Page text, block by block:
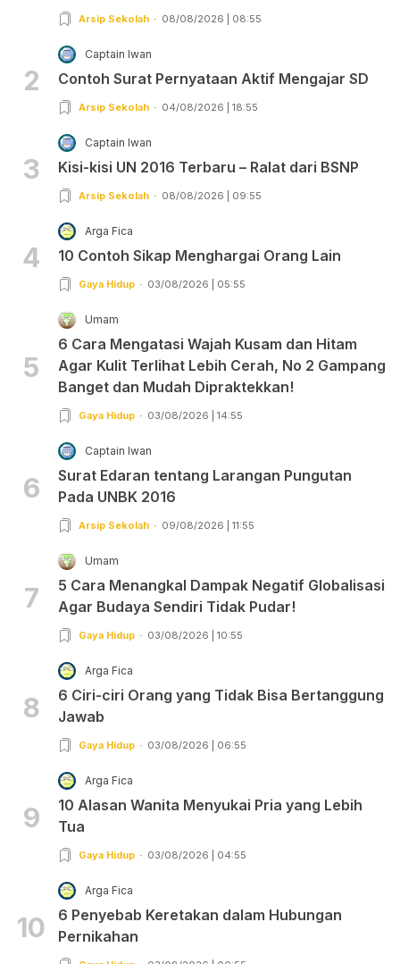
Arsip Sekolah 08/08/2026 | 08:55
2
Captain Iwan
Contoh Surat Pernyataan Aktif Mengajar SD
Arsip Sekolah 04/08/2026 | 18:55
3
Captain Iwan
Kisi-kisi UN 2016 Terbaru – Ralat dari BSNP
Arsip Sekolah 08/08/2026 | 09:55
4
Arga Fica
10 Contoh Sikap Menghargai Orang Lain
Gaya Hidup 03/08/2026 | 05:55
5
Umam
6 Cara Mengatasi Wajah Kusam dan Hitam
Agar Kulit Terlihat Lebih Cerah, No 2 Gampang
Banget dan Mudah Dipraktekkan!
Gaya Hidup 03/08/2026 | 14:55
6
Captain Iwan
Surat Edaran tentang Larangan Pungutan
Pada UNBK 2016
Arsip Sekolah 09/08/2026 | 11:55
7
Umam
5 Cara Menangkal Dampak Negatif Globalisasi
Agar Budaya Sendiri Tidak Pudar!
Gaya Hidup 03/08/2026 | 10:55
8
Arga Fica
6 Ciri-ciri Orang yang Tidak Bisa Bertanggung
Jawab
Gaya Hidup 03/08/2026 | 06:55
9
Arga Fica
10 Alasan Wanita Menyukai Pria yang Lebih
Tua
Gaya Hidup 03/08/2026 | 04:55
10
Arga Fica
6 Penyebab Keretakan dalam Hubungan
Pernikahan